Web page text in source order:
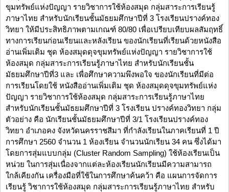
ขุมทรัพย์แห่งปัญญา รายวิชาการใช้ห้องสมุด กลุ่มสาระการเรียนรู้
ภาษาไทย สำหรับนักเรียนชั้นมัธยมศึกษาปีที่ 3 โรงเรียนปรางค์ทอง
วิทยา ให้มีประสิทธิภาพตามเกณฑ์ 80/80 เพื่อเปรียบเทียบผลสัมฤทธิ์
ทางการเรียนก่อนเรียนและหลังเรียน ของนักเรียนที่เรียนด้วยหนังสือ
อ่านเพิ่มเติม ชุด ห้องสมุดดุจขุมทรัพย์แห่งปัญญา รายวิชาการใช้
ห้องสมุด กลุ่มสาระการเรียนรู้ภาษาไทย สำหรับนักเรียนชั้น
มัธยมศึกษาปีที่3 และ เพื่อศึกษาความพึงพอใจ ของนักเรียนที่มีต่อ
การเรียนโดยใช้ หนังสืออ่านเพิ่มเติม ชุด ห้องสมุดดุจขุมทรัพย์แห่ง
ปัญญา รายวิชาการใช้ห้องสมุด กลุ่มสาระการเรียนรู้ภาษาไทย
สำหรับนักเรียนชั้นมัธยมศึกษาปีที่ 3 โรงเรียน ปรางค์ทองวิทยา กลุ่ม
ตัวอย่าง คือ นักเรียนชั้นมัธยมศึกษาปีที่ 3/1 โรงเรียนปรางค์ทอง
วิทยา อำเภอคง จังหวัดนครราชสีมา ที่กำลังเรียนในภาคเรียนที่ 1 ปี
การศึกษา 2560 จำนวน 1 ห้องเรียน จำนวนนักเรียน 34 คน ซึ่งได้มา
โดยการสุ่มแบบกลุ่ม (Cluster Random Sampling) ใช้ห้องเรียนเป็น
หน่วย ในการสุ่มเนื่องจากแต่ละห้องเรียนนักเรียนมีความสามารถ
ใกล้เคียงกัน เครื่องมือที่ใช้ในการศึกษาค้นคว้า คือ แผนการจัดการ
เรียนรู้ วิชาการใช้ห้องสมุด กลุ่มสาระการเรียนรู้ภาษาไทย สำหรับ